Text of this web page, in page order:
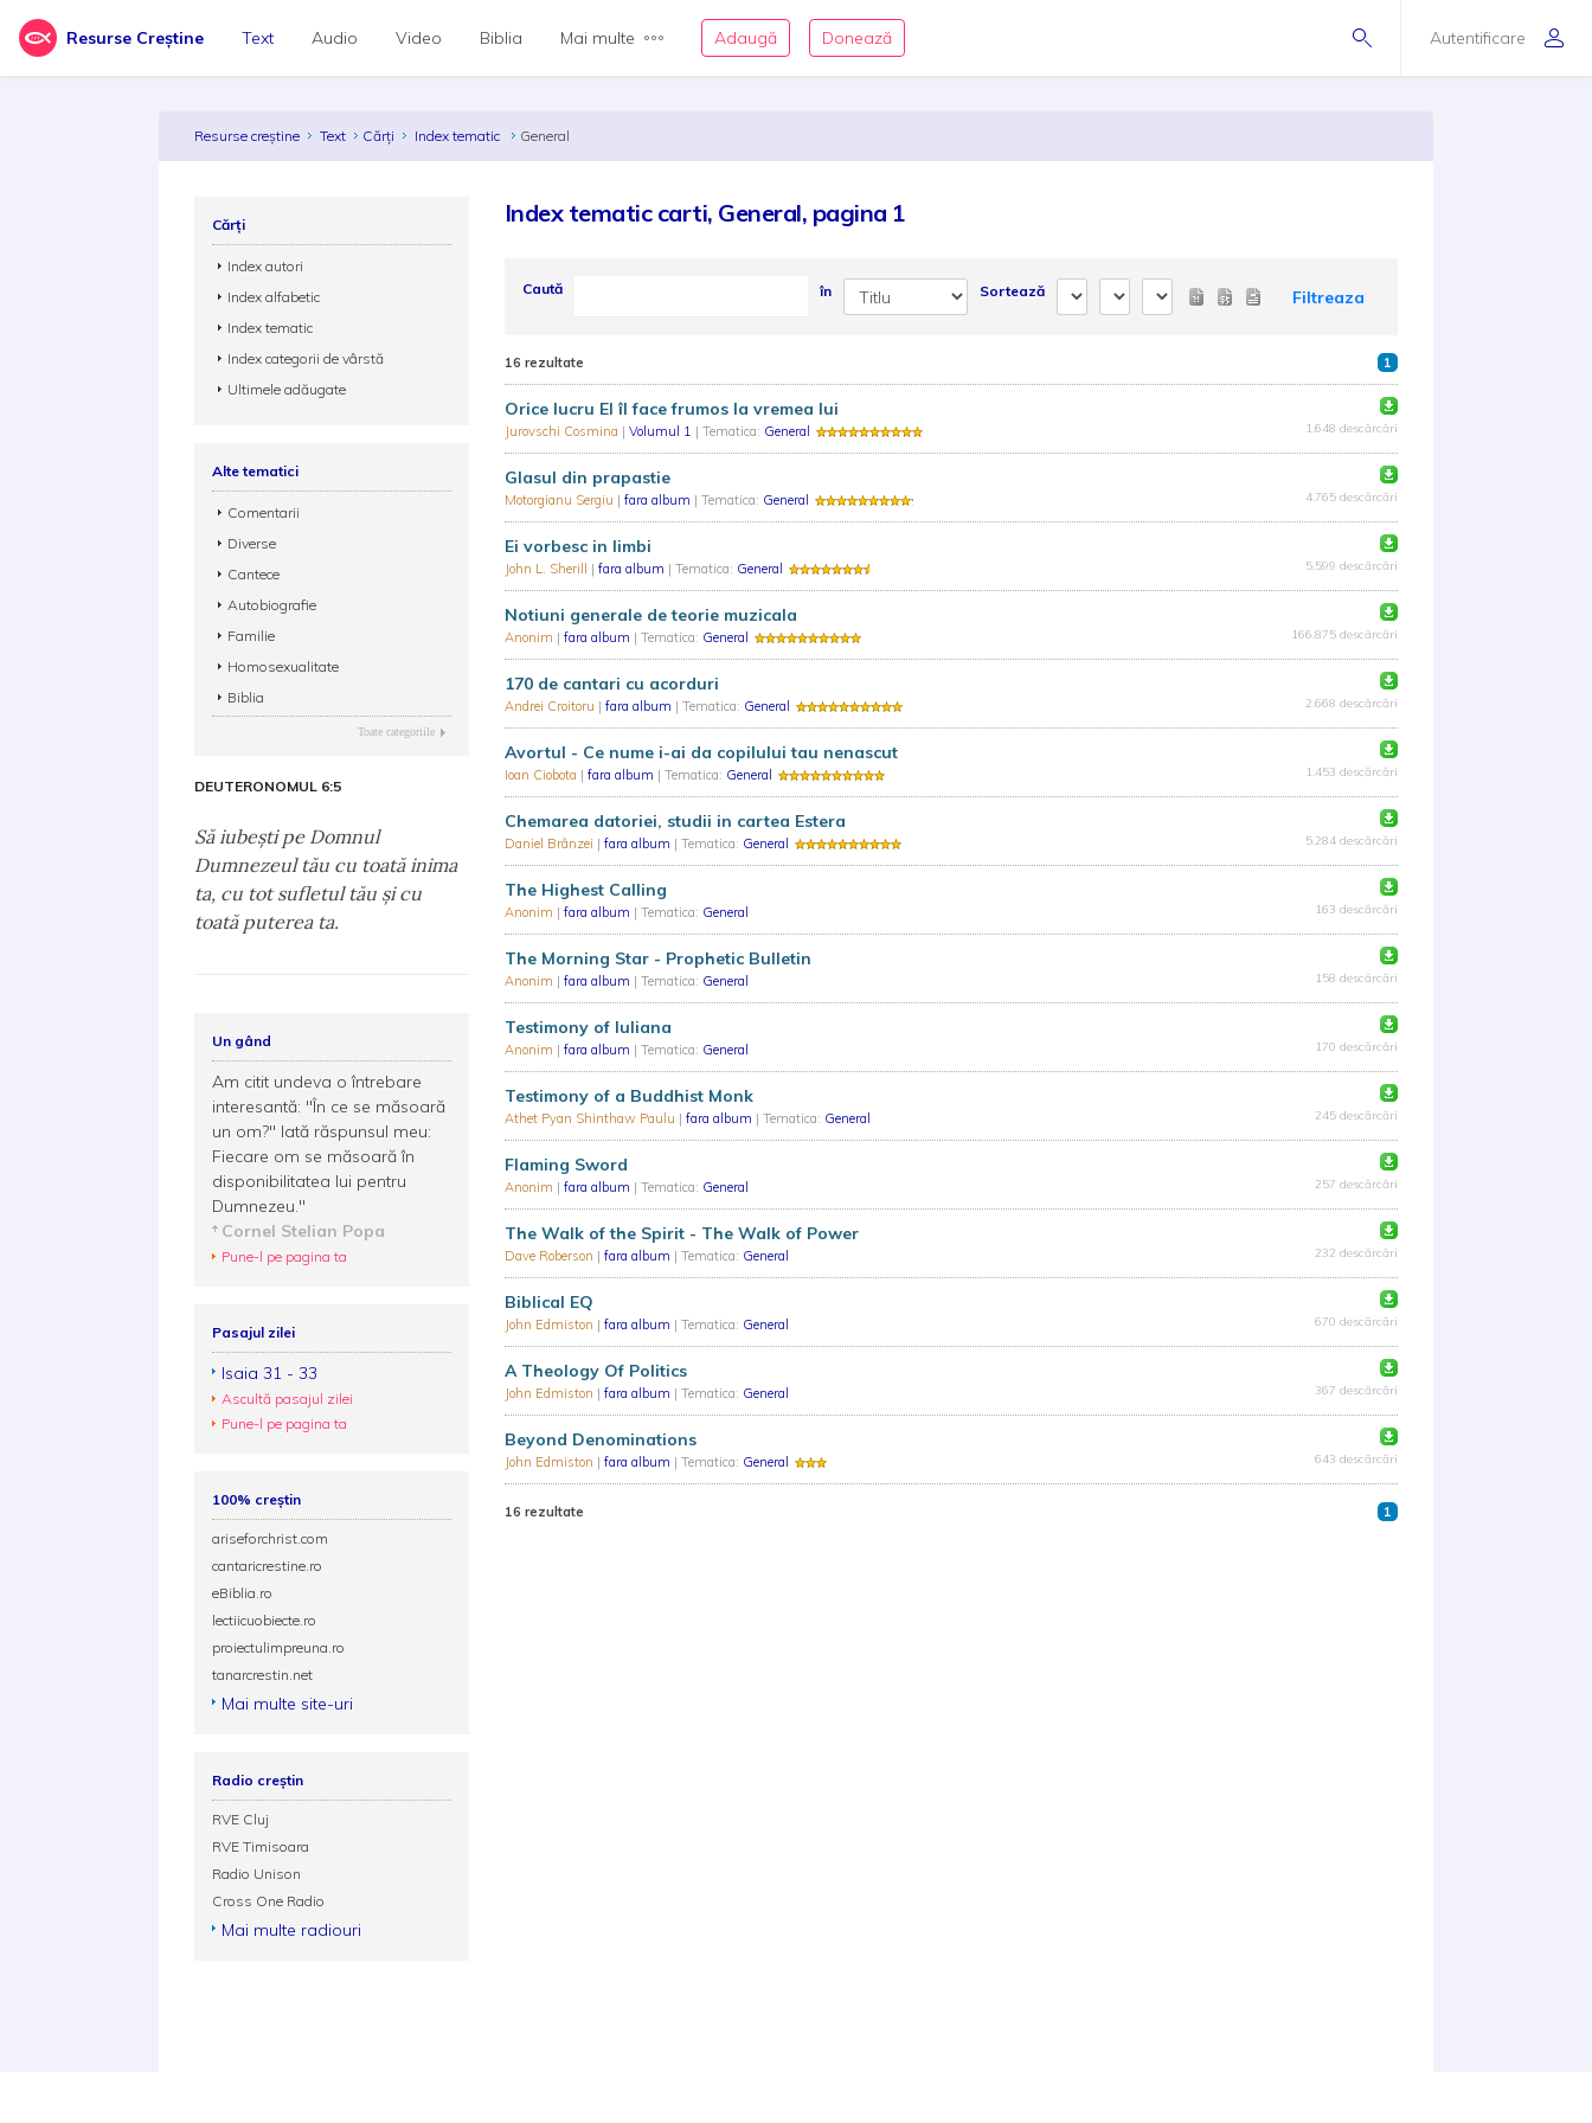
Resurse Creștine Autentificare
Text Audio Video Biblia Mai multe Adaugă Donează
Resurse creștine Text Cărți Index tematic General
Index tematic carti, General, pagina 1
Caută în Sortează Filtreaza
16 rezultate 1
Orice lucru El îl face frumos la vremea lui
Jurovschi Cosmina | Volumul 1 | Tematica: General 1.648 descărcări
Glasul din prapastie
Motorgianu Sergiu | fara album | Tematica: General 4.765 descărcări
Ei vorbesc in limbi
John L. Sherill | fara album | Tematica: General 5.599 descărcări
Notiuni generale de teorie muzicala
Anonim | fara album | Tematica: General 166.875 descărcări
170 de cantari cu acorduri
Andrei Croitoru | fara album | Tematica: General 2.668 descărcări
Avortul - Ce nume i-ai da copilului tau nenascut
Ioan Ciobota | fara album | Tematica: General 1.453 descărcări
Chemarea datoriei, studii in cartea Estera
Daniel Brânzei | fara album | Tematica: General 5.284 descărcări
The Highest Calling
Anonim | fara album | Tematica: General 163 descărcări
The Morning Star - Prophetic Bulletin
Anonim | fara album | Tematica: General 158 descărcări
Testimony of Iuliana
Anonim | fara album | Tematica: General 170 descărcări
Testimony of a Buddhist Monk
Athet Pyan Shinthaw Paulu | fara album | Tematica: General 245 descărcări
Flaming Sword
Anonim | fara album | Tematica: General 257 descărcări
The Walk of the Spirit - The Walk of Power
Dave Roberson | fara album | Tematica: General 232 descărcări
Biblical EQ
John Edmiston | fara album | Tematica: General 670 descărcări
A Theology Of Politics
John Edmiston | fara album | Tematica: General 367 descărcări
Beyond Denominations
John Edmiston | fara album | Tematica: General 643 descărcări
16 rezultate 1
Cărți
Index autori
Index alfabetic
Index tematic
Index categorii de vârstă
Ultimele adăugate
Alte tematici
Comentarii
Diverse
Cantece
Autobiografie
Familie
Homosexualitate
Biblia
Toate categoriile
DEUTERONOMUL 6:5
Să iubeşti pe Domnul
Dumnezeul tău cu toată inima
ta, cu tot sufletul tău şi cu
toată puterea ta.
Un gând
Am citit undeva o întrebare
interesantă: "În ce se măsoară
un om?" Iată răspunsul meu:
Fiecare om se măsoară în
disponibilitatea lui pentru
Dumnezeu."
Cornel Stelian Popa
Pune-l pe pagina ta
Pasajul zilei
Isaia 31 - 33
Ascultă pasajul zilei
Pune-l pe pagina ta
100% creștin
ariseforchrist.com
cantaricrestine.ro
eBiblia.ro
lectiicuobiecte.ro
proiectulimpreuna.ro
tanarcrestin.net
Mai multe site-uri
Radio creștin
RVE Cluj
RVE Timisoara
Radio Unison
Cross One Radio
Mai multe radiouri